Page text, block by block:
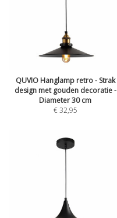
QUVIO Hanglamp retro - Strak
design met gouden decoratie -
Diameter 30 cm
€32,95